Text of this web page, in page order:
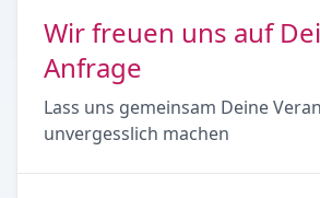
Wir freuen uns auf
Anfrage
Lass uns gemeinsam Deine
unvergesslich machen